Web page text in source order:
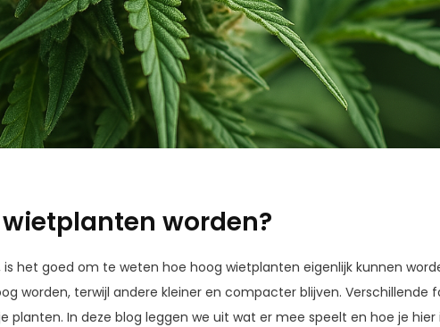
worden?
het goed om te weten hoe hoog wietplanten eigenlijk kunnen
worden, terwijl andere kleiner en compacter blijven. Verschillende
In deze blog leggen we uit wat er mee speelt en hoe je hier